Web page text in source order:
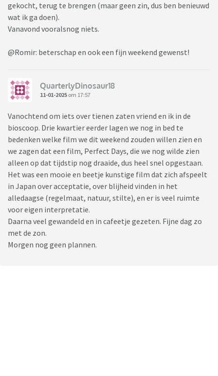
gekocht, terug te brengen (maar geen zin, dus ben benieuwd
wat ik ga doen).
Vanavond vooralsnog niets.
@Romir: beterschap en ook een fijn weekend gewenst!
QuarterlyDinosaur18
11-01-2025 om 17:57
Vanochtend om iets over tienen zaten vriend en ik in de
bioscoop. Drie kwartier eerder lagen we nog in bed te
bedenken welke film we dit weekend zouden willen zien en
we zagen dat een film, Perfect Days, die we nog wilde zien
alleen op dat tijdstip nog draaide, dus heel snel opgestaan.
Het was een mooie en beetje kunstige film dat zich afspeelt
in Japan over acceptatie, over blijheid vinden in het
alledaagse (regelmaat, natuur, stilte), en er is veel ruimte
voor eigen interpretatie.
Daarna veel gewandeld en in cafeetje gezeten. Fijne dag zo
met de zon.
Morgen nog geen plannen.